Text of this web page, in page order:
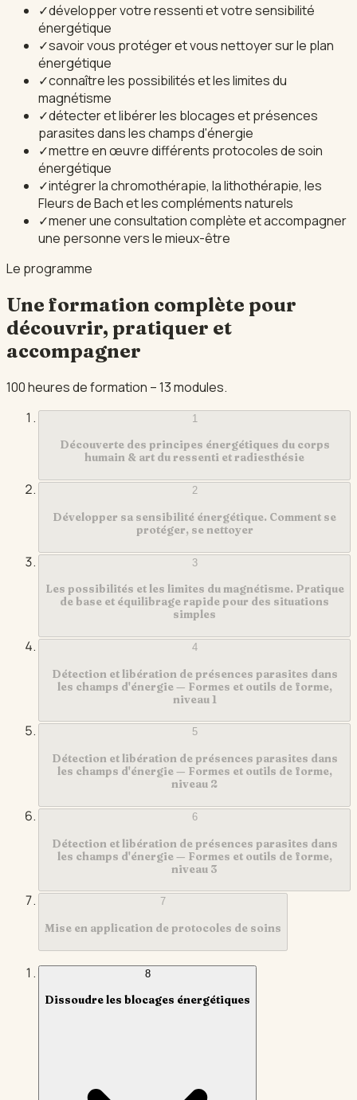
✓développer votre ressenti et votre sensibilité
énergétique
✓savoir vous protéger et vous nettoyer sur le plan
énergétique
✓connaître les possibilités et les limites du
magnétisme
✓détecter et libérer les blocages et présences
parasites dans les champs d'énergie
✓mettre en œuvre différents protocoles de soin
énergétique
✓intégrer la chromothérapie, la lithothérapie, les
Fleurs de Bach et les compléments naturels
✓mener une consultation complète et accompagner
une personne vers le mieux-être
Le programme
Une formation complète pour
découvrir, pratiquer et
accompagner
100 heures de formation – 13 modules.
1
Découverte des principes énergétiques du corps
humain & art du ressenti et radiesthésie
2
Développer sa sensibilité énergétique. Comment se
protéger, se nettoyer
3
Les possibilités et les limites du magnétisme. Pratique
de base et équilibrage rapide pour des situations
simples
4
Détection et libération de présences parasites dans
les champs d'énergie — Formes et outils de forme,
niveau 1
5
Détection et libération de présences parasites dans
les champs d'énergie — Formes et outils de forme,
niveau 2
6
Détection et libération de présences parasites dans
les champs d'énergie — Formes et outils de forme,
niveau 3
7
Mise en application de protocoles de soins
8
Dissoudre les blocages énergétiques